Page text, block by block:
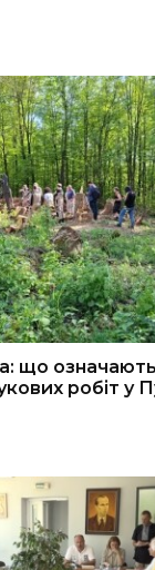
що означають
робіт у